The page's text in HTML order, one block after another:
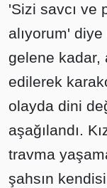
'Sizi savcı ve
alıyorum'
gelene kadar,
edilerek
olayda dini
aşağılandı.
travma
şahsın